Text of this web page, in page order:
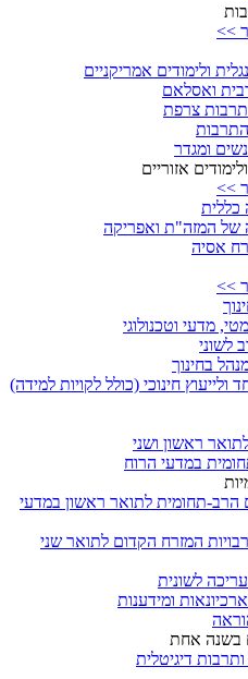
>>
ולימודים אמריקניים
ואסלאם
תרבות צרפת
ומגדר
אזוריים
>>
כללית
של המזה"ת ואפריקה
אסיה
>>
מדעי וטכנולוגי
לשוני
בחינוך
ולייעוץ חינוכי (כולל לקויות למידה)
ראשון ושני
במדעי הרוח
הרב-תחומית לתואר ראשון במדעי
המזרח הקדום לתואר שני
לשונית
ומידענות
בשנה אחת
דיגיטלית